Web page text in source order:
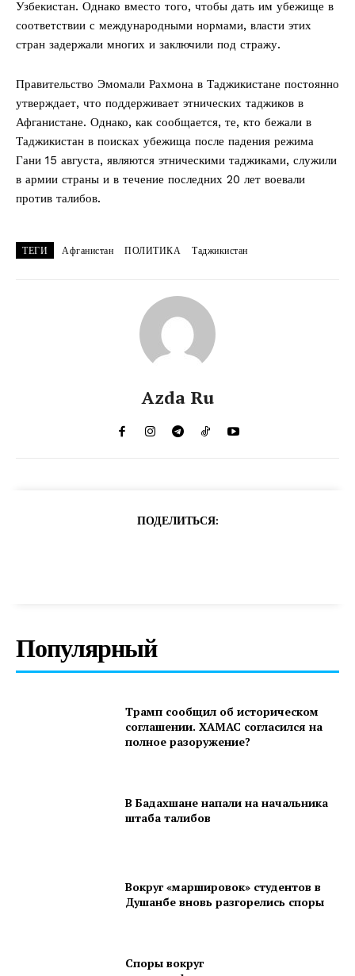
Узбекистан. Однако вместо того, чтобы дать им убежище в
соответствии с международными нормами, власти этих
стран задержали многих и заключили под стражу.
Правительство Эмомали Рахмона в Таджикистане постоянно
утверждает, что поддерживает этнических таджиков в
Афганистане. Однако, как сообщается, те, кто бежали в
Таджикистан в поисках убежища после падения режима
Гани 15 августа, являются этническими таджиками, служили
в армии страны и в течение последних 20 лет воевали
против талибов.
ТЕГИ Афганистан ПОЛИТИКА Таджикистан
Azda Ru
ПОДЕЛИТЬСЯ:
Популярный
Трамп сообщил об историческом
соглашении. ХАМАС согласился на
полное разоружение?
В Бадахшане напали на начальника
штаба талибов
Вокруг «маршировок» студентов в
Душанбе вновь разгорелись споры
Споры вокруг